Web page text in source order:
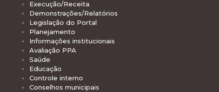
Execução/Receita
Demonstrações/Relatórios
Legislação do Portal
Planejamento
Informações institucionais
Avaliação PPA
Saúde
Educação
Controle interno
Conselhos municipais